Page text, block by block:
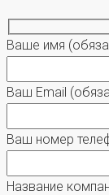
Ваше имя
Ваш Email
Ваш номер
Название